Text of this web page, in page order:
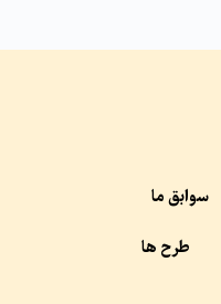
سوابق ما
طرح ها